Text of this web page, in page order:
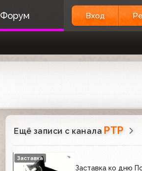
Форум Вход
Ещё записи с канала РТР
Заставка ко дню
Заставка